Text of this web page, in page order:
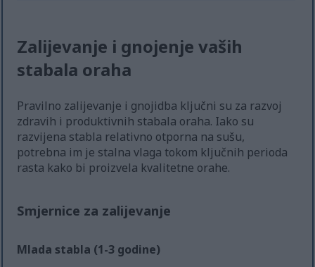
Zalijevanje i gnojenje vaših
stabala oraha
Pravilno zalijevanje i gnojidba ključni su za razvoj
zdravih i produktivnih stabala oraha. Iako su
razvijena stabla relativno otporna na sušu,
potrebna im je stalna vlaga tokom ključnih perioda
rasta kako bi proizvela kvalitetne orahe.
Smjernice za zalijevanje
Mlada stabla (1-3 godine)